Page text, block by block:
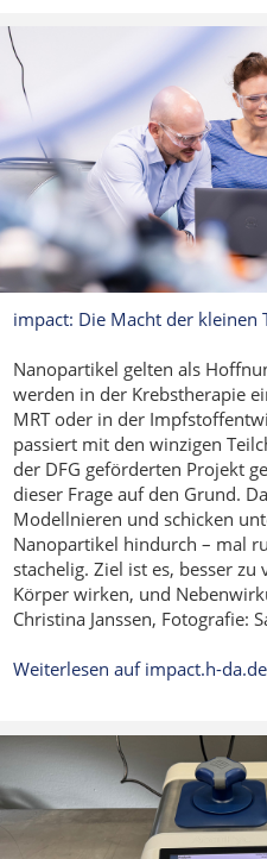
impact: Die Macht der kleinen
Nanopartikel gelten als
werden in der Krebstherapie
MRT oder in der
passiert mit den winzigen
der DFG geförderten Projekt
dieser Frage auf den Grund.
Modellnieren und schicken
Nanopartikel hindurch – mal
stachelig. Ziel ist es, besser
Körper wirken, und
Christina Janssen, Fotografie:
Weiterlesen auf impact.h-da.de